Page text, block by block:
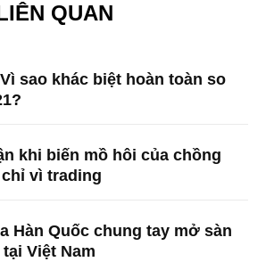
QUAN
sao khác biệt hoàn toàn so
khi biến mồ hôi của chồng
vì trading
Hàn Quốc chung tay mở sàn
Việt Nam